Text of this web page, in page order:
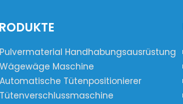
Pulvermaterial Handhabungsausrüstung
Wägewäge Maschine
Automatische Tütenpositionierer
Tütenverschlussmaschine